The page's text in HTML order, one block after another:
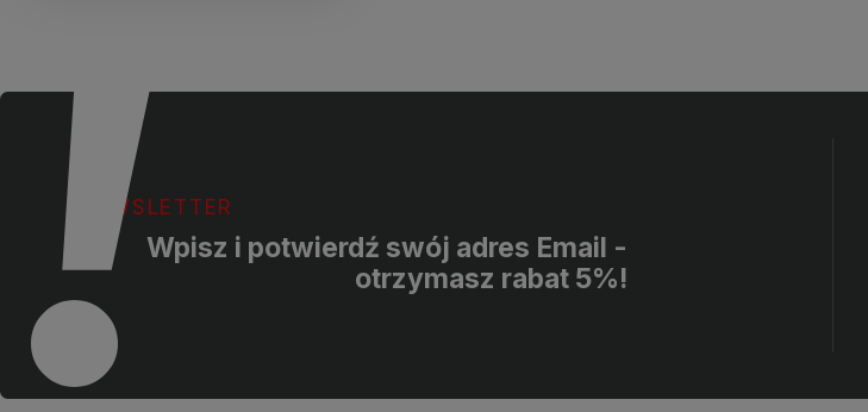
NEWSLETTER
Wpisz i potwierdź swój adres Email -
otrzymasz rabat 5%!